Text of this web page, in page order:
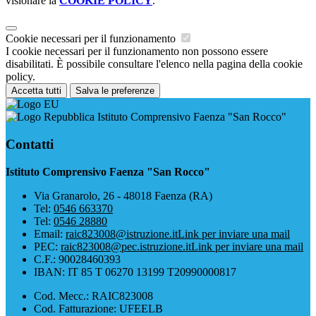
Cookie necessari per il funzionamento
I cookie necessari per il funzionamento non possono essere
disabilitati. È possibile consultare l'elenco nella pagina della cookie
policy.
Accetta tutti Salva le preferenze
Istituto Comprensivo Faenza "San Rocco"
Contatti
Istituto Comprensivo Faenza "San Rocco"
Via Granarolo, 26 - 48018 Faenza (RA)
Tel: 0546 663370
Tel: 0546 28880
Email: raic823008@istruzione.itLink per inviare una mail
PEC: raic823008@pec.istruzione.itLink per inviare una mail
C.F.: 90028460393
IBAN: IT 85 T 06270 13199 T20990000817
Cod. Mecc.: RAIC823008
Cod. Fatturazione: UFEELB